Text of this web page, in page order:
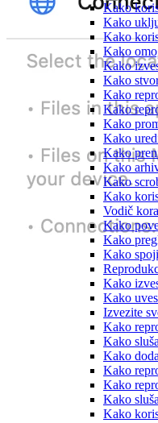
Kako
Kako
Kako
Kako
Kako
Kako
Kako
Kako
Kako
Kako
Kako
Kako
Kako
Kako
Vodič
Kako
Kako
Kako
Kako
Kako
Izvezite
Kako
Kako
Kako
Kako
Kako
Kako
Kako